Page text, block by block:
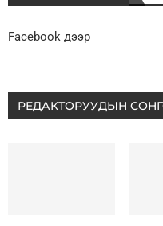
Facebook дээр
РЕДАКТОРУУДЫН